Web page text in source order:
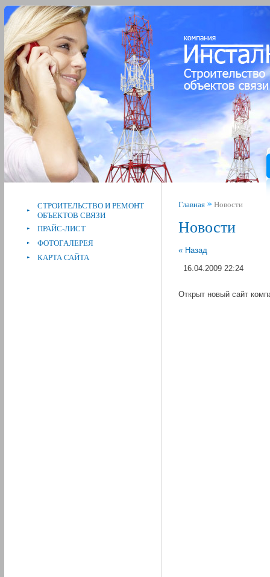
СТРОИТЕЛЬСТВО И РЕМОНТ
ОБЪЕКТОВ СВЯЗИ
ПРАЙС-ЛИСТ
ФОТОГАЛЕРЕЯ
КАРТА САЙТА
Главная Новости
Новости
« Назад
16.04.2009 22:24
Открыт новый сайт